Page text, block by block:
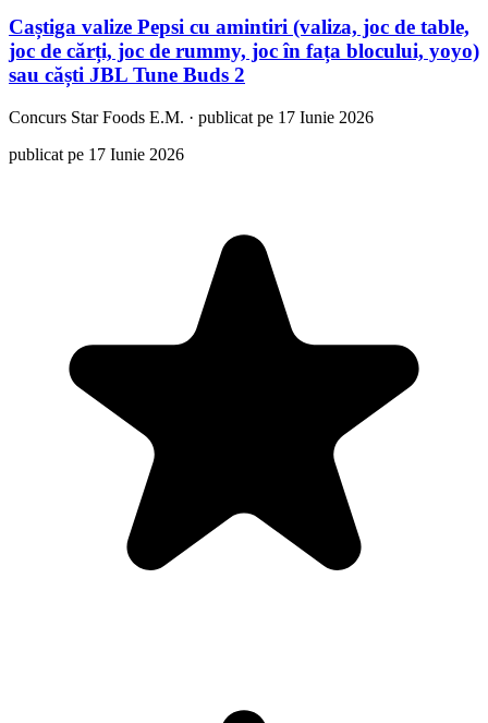
Caștiga valize Pepsi cu amintiri (valiza, joc de table,
joc de cărți, joc de rummy, joc în fața blocului, yoyo)
sau căști JBL Tune Buds 2
Concurs Star Foods E.M. · publicat pe 17 Iunie 2026
publicat pe 17 Iunie 2026